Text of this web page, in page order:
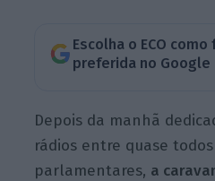
Escolha o ECO
preferida no Google
Depois da manhã
rádios entre quase
parlamentares, a